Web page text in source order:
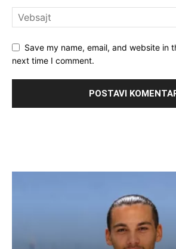
Save my name, email, and website in
next time I comment.